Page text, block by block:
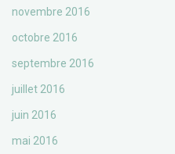
novembre 2016
octobre 2016
septembre 2016
juillet 2016
juin 2016
mai 2016